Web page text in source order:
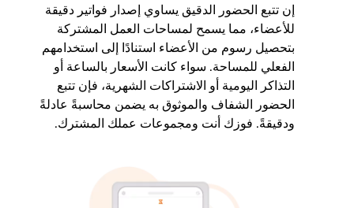
إن تتبع الحضور الدقيق يساوي إصدار فواتير دقيقة
للأعضاء، مما يسمح لمساحات العمل المشتركة
بتحصيل رسوم من الأعضاء استنادًا إلى استخدامهم
الفعلي للمساحة. سواء كانت الأسعار بالساعة أو
التذاكر اليومية أو الاشتراكات الشهرية، فإن تتبع
الحضور الشفاف والموثوق به يضمن محاسبةً عادلةً
ودقيقةً. فوزك أنت ومجموعات عملك المشترك.